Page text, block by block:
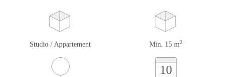
Studio / Appartement Min. 15 m2
10